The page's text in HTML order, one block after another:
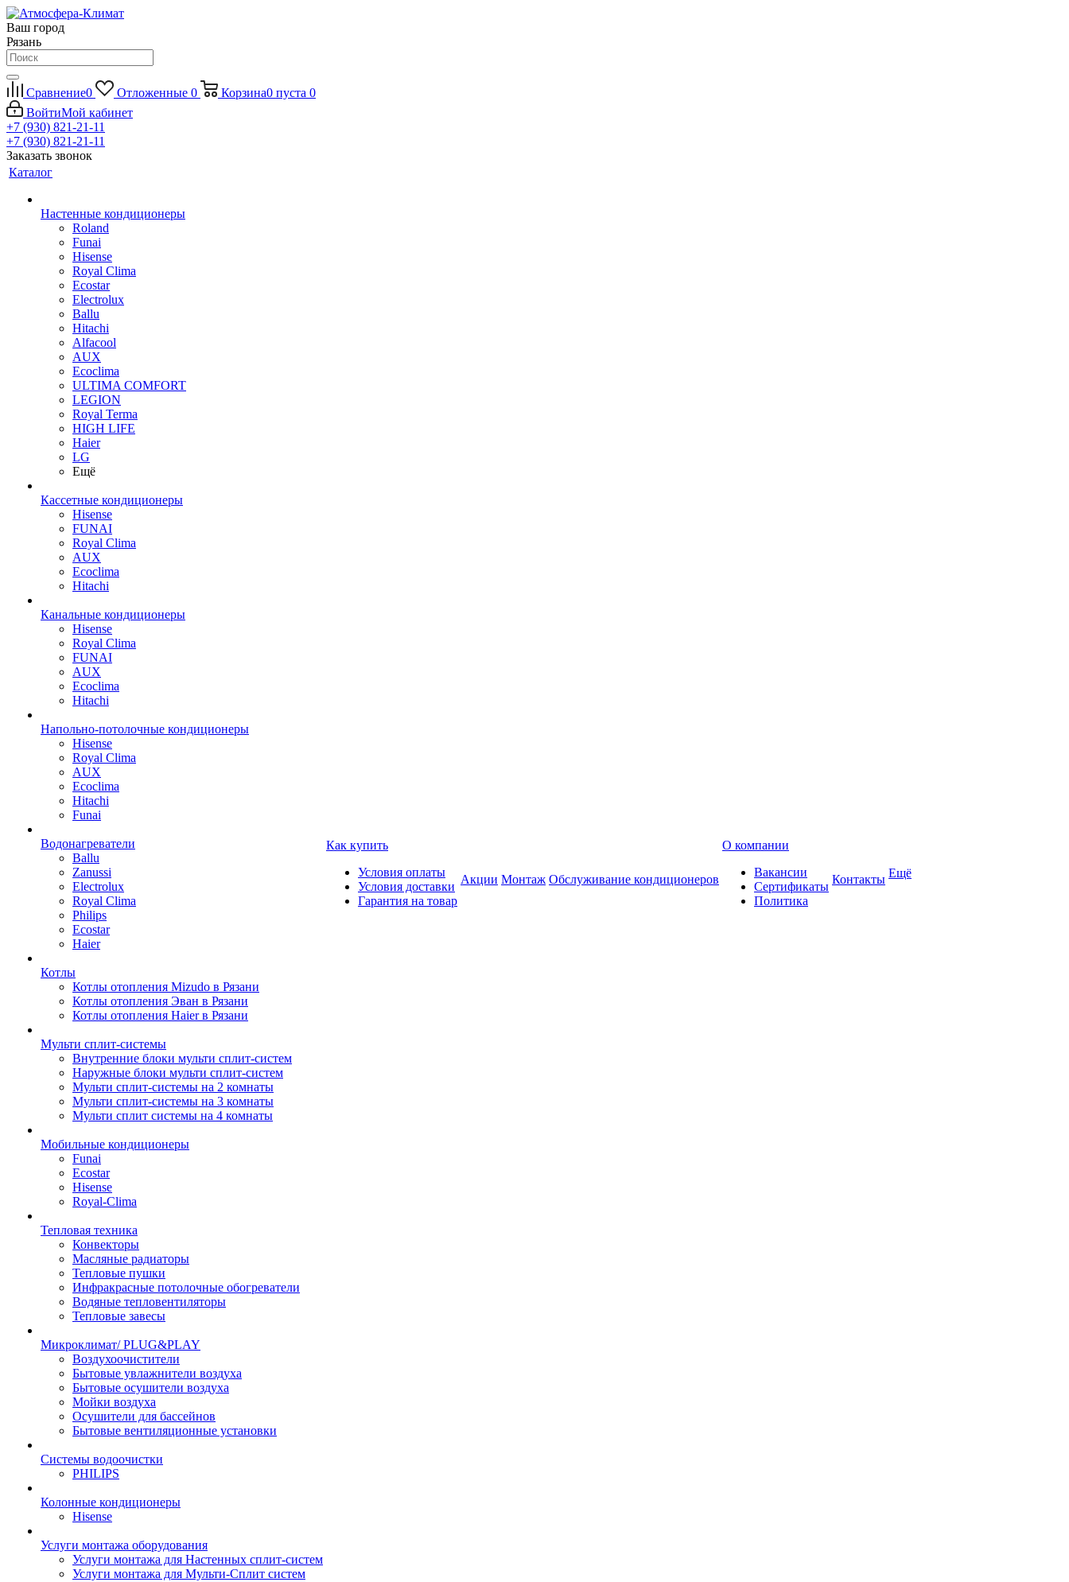
Ваш город
Рязань
Сравнение0 Отложенные 0 Корзина0 пуста 0
ВойтиМой кабинет
+7 (930) 821-21-11
+7 (930) 821-21-11
Заказать звонок
Каталог
Настенные кондиционеры
Roland
Funai
Hisense
Royal Clima
Ecostar
Electrolux
Ballu
Hitachi
Alfacool
AUX
Ecoclima
ULTIMA COMFORT
LEGION
Royal Terma
HIGH LIFE
Haier
LG
Ещё
Кассетные кондиционеры
Hisense
FUNAI
Royal Clima
AUX
Ecoclima
Hitachi
Канальные кондиционеры
Hisense
Royal Clima
FUNAI
AUX
Ecoclima
Hitachi
Напольно-потолочные кондиционеры
Hisense
Royal Clima
AUX
Ecoclima
Hitachi
Funai
Водонагреватели
Ballu
Zanussi
Electrolux
Royal Clima
Philips
Ecostar
Haier
Котлы
Котлы отопления Mizudo в Рязани
Котлы отопления Эван в Рязани
Котлы отопления Haier в Рязани
Мульти сплит-системы
Внутренние блоки мульти сплит-систем
Наружные блоки мульти сплит-систем
Мульти сплит-системы на 2 комнаты
Мульти сплит-системы на 3 комнаты
Мульти сплит системы на 4 комнаты
Мобильные кондиционеры
Funai
Ecostar
Hisense
Royal-Clima
Тепловая техника
Конвекторы
Масляные радиаторы
Тепловые пушки
Инфракрасные потолочные обогреватели
Водяные тепловентиляторы
Тепловые завесы
Микроклимат/ PLUG&PLAY
Воздухоочистители
Бытовые увлажнители воздуха
Бытовые осушители воздуха
Мойки воздуха
Осушители для бассейнов
Бытовые вентиляционные установки
Системы водоочистки
PHILIPS
Колонные кондиционеры
Hisense
Услуги монтажа оборудования
Услуги монтажа для Настенных сплит-систем
Услуги монтажа для Мульти-Сплит систем
Как купить
Условия оплаты
Условия доставки
Гарантия на товар
Акции Монтаж Обслуживание кондиционеров
О компании
Вакансии
Сертификаты
Политика
Контакты Ещё